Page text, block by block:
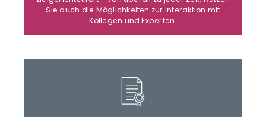
Sie auch die Möglichkeiten zur Interaktion mit
Kollegen und Experten.